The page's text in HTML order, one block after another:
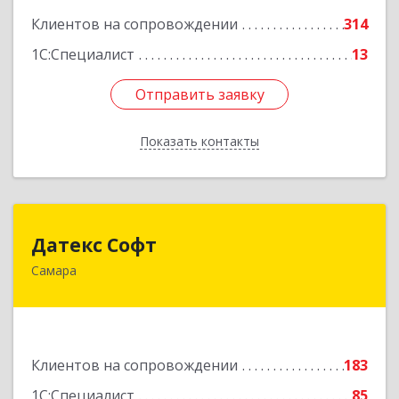
Клиентов на сопровождении
314
1С:Специалист
13
Отправить заявку
Показать контакты
Отправить заявку
Назад
Датекс Софт
Самара
Клиентов на сопровождении
183
443070, Самарская обл, Самара г, Партизанская